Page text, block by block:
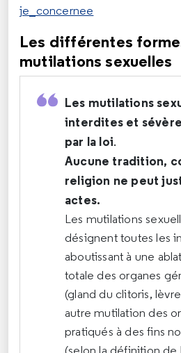
je_concernee
Les différentes
mutilations sexuelles
Les mutilations
interdites et
par la loi.
Aucune tradition,
religion ne peut
actes.
Les mutilations
désignent toutes les
aboutissant à une
totale des organes
(gland du clitoris,
autre mutilation des
pratiqués à des fins